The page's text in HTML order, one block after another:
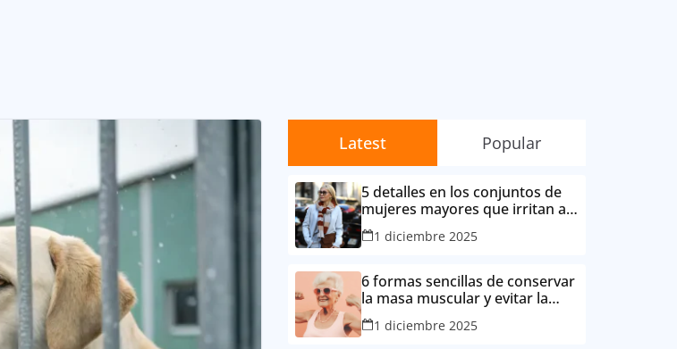
Latest Popular
5 detalles en los conjuntos de
mujeres mayores que irritan a
sus contemporáneas.
1 diciembre 2025
6 formas sencillas de conservar
la masa muscular y evitar la
degradación corporal por la
edad
1 diciembre 2025